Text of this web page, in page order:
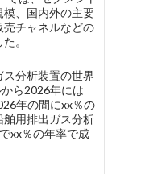
模、国内外の主要
売チャネルなどの
。
分析装置の世界
ら2026年には
年の間にxx％の
用排出ガス分析
xx％の年率で成